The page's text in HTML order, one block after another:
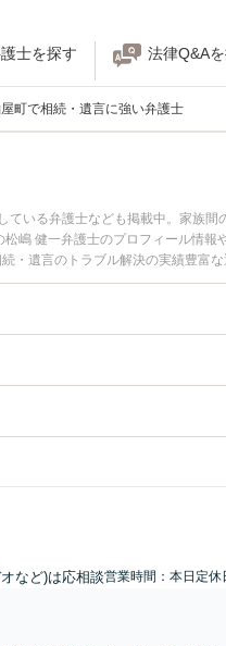
士を探す 法律Q&A
町で相続・遺言に強い弁護士
いる弁護士なども掲載中。家族間
嶋 健一弁護士のプロフィール情報
・遺言のトラブル解決の実績豊富
おすすめです。
など)は応相談営業時間：本日定休